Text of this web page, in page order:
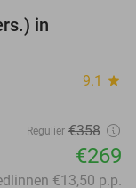
in
9.1 star
Regulier €358
€269
€13,50 p.p.